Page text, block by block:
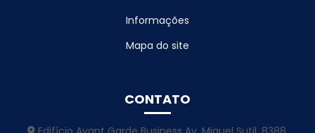
Projeto De Construção Para Atacadista
Informações
Mapa do site
CONTATO